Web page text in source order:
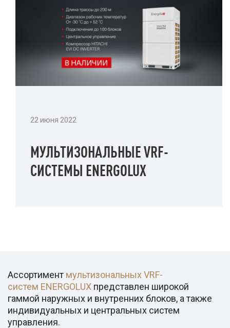
22 июня 2022
МУЛЬТИЗОНАЛЬНЫЕ VRF-
СИСТЕМЫ ENERGOLUX
Ассортимент мультизональных VRF-
систем ENERGOLUX представлен широкой
гаммой наружных и внутренних блоков, а также
индивидуальных и центральных систем
управления.